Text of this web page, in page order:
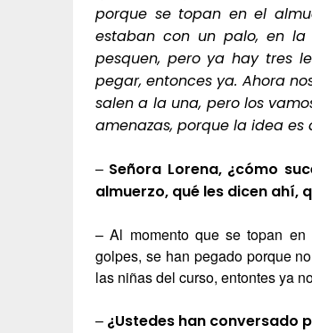
porque se topan en el
estaban con un palo, en
pesquen, pero ya hay tres
pegar, entonces ya. Ahora
salen a la una, pero los
amenazas, porque la idea es
– Señora Lorena, ¿cómo
almuerzo, qué les dicen ahí,
– Al momento que se topan en
golpes, se han pegado porque
las niñas del curso, entontes ya
– ¿Ustedes han conversado